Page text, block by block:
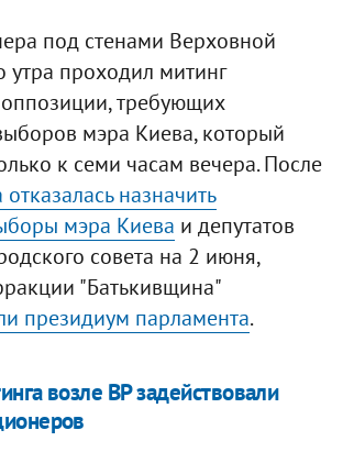
под стенами Верховной
утра проходил митинг
требующих
мэра Киева, который
к семи часам вечера. После
отказалась назначить
мэра Киева и депутатов
совета на 2 июня,
"Батькивщина"
президиум парламента.
возле ВР задействовали